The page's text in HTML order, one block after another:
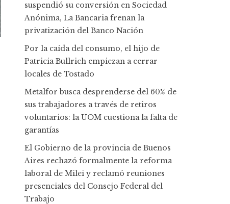
suspendió su conversión en Sociedad
Anónima, La Bancaria frenan la
privatización del Banco Nación
Por la caída del consumo, el hijo de
Patricia Bullrich empiezan a cerrar
locales de Tostado
Metalfor busca desprenderse del 60% de
sus trabajadores a través de retiros
voluntarios: la UOM cuestiona la falta de
garantías
El Gobierno de la provincia de Buenos
Aires rechazó formalmente la reforma
laboral de Milei y reclamó reuniones
presenciales del Consejo Federal del
Trabajo